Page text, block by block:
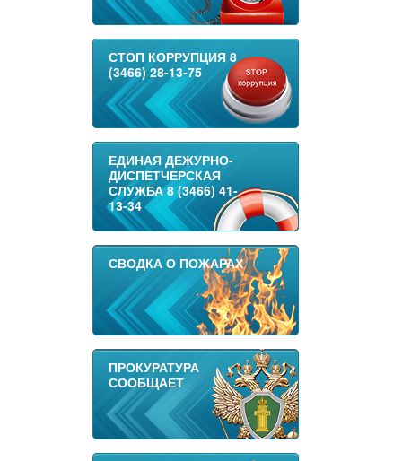
СТОП КОРРУПЦИЯ 8
(3466) 28-13-75
ЕДИНАЯ ДЕЖУРНО-
ДИСПЕТЧЕРСКАЯ
СЛУЖБА 8 (3466) 41-
13-34
СВОДКА О ПОЖАРАХ
ПРОКУРАТУРА
СООБЩАЕТ